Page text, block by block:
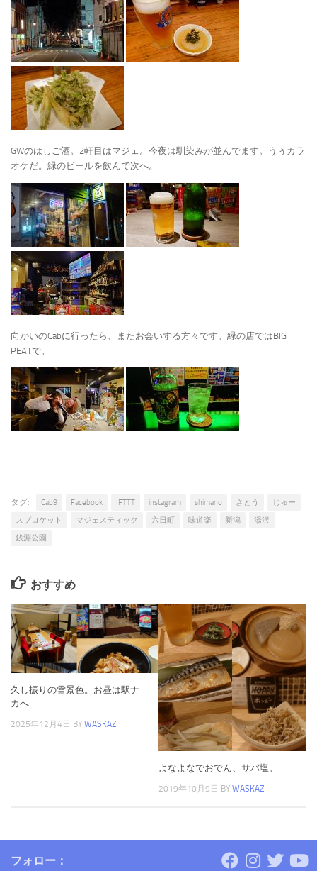
GWのはしご酒。2軒目はマジェ。今夜は馴染みが並んでます。うぅカラ
オケだ。緑のビールを飲んで次へ。
向かいのCabに行ったら、またお会いする方々です。緑の店ではBIG
PEATで。
タグ: Cab9 Facebook IFTTT instagram shimano さとう
じゅー
スプロケット
マジェスティック 六日町 味道楽 新潟
湯沢
銭淵公園
おすすめ
久し振りの雪景色。お昼は駅ナ
カへ
2025年12月4日 BY WASKAZ
よなよなでおでん、サバ塩。
2019年10月9日 BY WASKAZ
フォロー：